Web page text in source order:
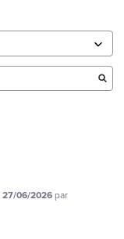
27/06/2026 par